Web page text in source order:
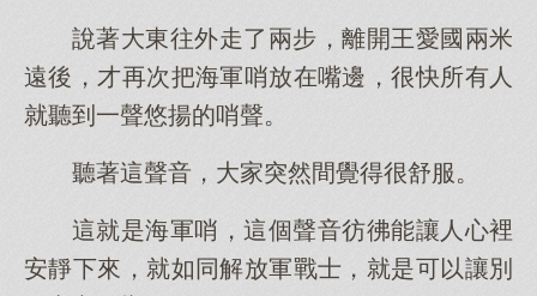
說著大東往外走了兩步，離開王愛國兩米
遠後，才再次把海軍哨放在嘴邊，很快所有人
就聽到一聲悠揚的哨聲。
聽著這聲音，大家突然間覺得很舒服。
這就是海軍哨，這個聲音彷彿能讓人心裡
安靜下來，就如同解放軍戰士，就是可以讓別